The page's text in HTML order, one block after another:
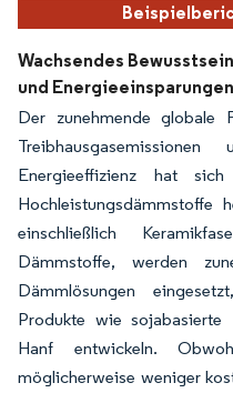
Wachsendes
und Energieeinsparungen
Der zunehmende globale
Energieeffizienz hat
Hochleistungsdämmstoffe
einschließlich
Dämmstoffe, werden
Dämmlösungen
Produkte wie sojabasierte
Hanf entwickeln.
möglicherweise weniger